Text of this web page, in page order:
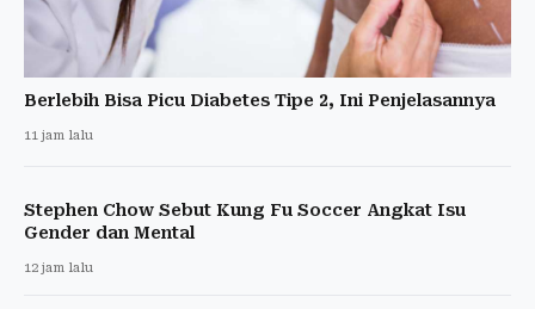
Berlebih Bisa Picu Diabetes Tipe 2, Ini Penjelasannya
11 jam lalu
Stephen Chow Sebut Kung Fu Soccer Angkat Isu
Gender dan Mental
12 jam lalu